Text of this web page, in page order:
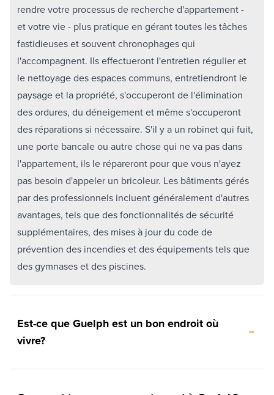
rendre votre processus de recherche d'appartement -
et votre vie - plus pratique en gérant toutes les tâches
fastidieuses et souvent chronophages qui
l'accompagnent. Ils effectueront l'entretien régulier et
le nettoyage des espaces communs, entretiendront le
paysage et la propriété, s'occuperont de l'élimination
des ordures, du déneigement et même s'occuperont
des réparations si nécessaire. S'il y a un robinet qui fuit,
une porte bancale ou autre chose qui ne va pas dans
l'appartement, ils le répareront pour que vous n'ayez
pas besoin d'appeler un bricoleur. Les bâtiments gérés
par des professionnels incluent généralement d'autres
avantages, tels que des fonctionnalités de sécurité
supplémentaires, des mises à jour du code de
prévention des incendies et des équipements tels que
des gymnases et des piscines.
Est-ce que Guelph est un bon endroit où
vivre?